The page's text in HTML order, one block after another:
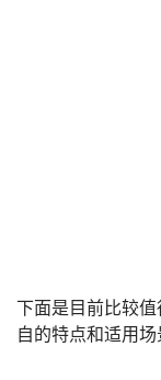
下面是目前比较
自的特点和适用场